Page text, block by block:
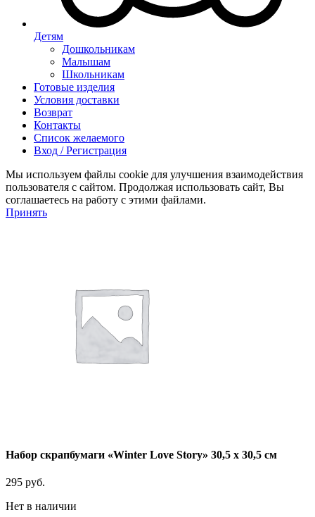
Детям
Дошкольникам
Малышам
Школьникам
Готовые изделия
Условия доставки
Возврат
Контакты
Список желаемого
Вход / Регистрация
Мы используем файлы cookie для улучшения взаимодействия
пользователя с сайтом. Продолжая использовать сайт, Вы
соглашаетесь на работу с этими файлами.
Принять
Набор скрапбумаги «Winter Love Story» 30,5 x 30,5 см
295 руб.
Нет в наличии